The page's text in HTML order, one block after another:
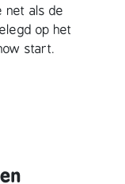
net als de
op het
start.